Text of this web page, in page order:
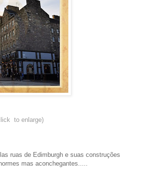
to enlarge)
ruas de Edimburgh e suas construções
mas aconchegantes.....